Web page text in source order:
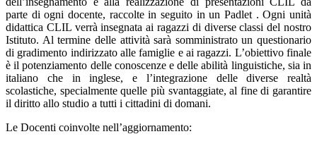
parte di ogni docente, raccolte in seguito in un Padlet . Ogni unità
didattica CLIL verrà insegnata ai ragazzi di diverse classi del nostro
Istituto. Al termine delle attività sarà somministrato un questionario
di gradimento indirizzato alle famiglie e ai ragazzi. L’obiettivo finale
è il potenziamento delle conoscenze e delle abilità linguistiche, sia in
italiano che in inglese, e l’integrazione delle diverse realtà
scolastiche, specialmente quelle più svantaggiate, al fine di garantire
il diritto allo studio a tutti i cittadini di domani.
Le Docenti coinvolte nell’aggiornamento: